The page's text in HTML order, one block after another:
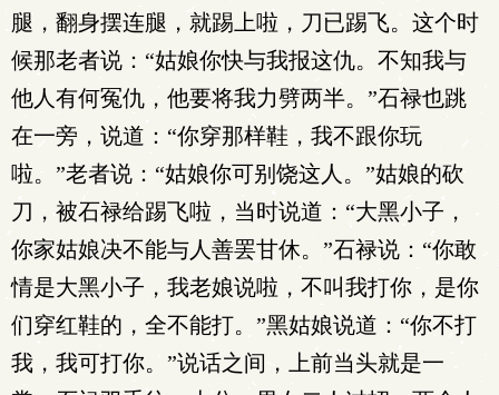
腿，翻身摆连腿，就踢上啦，刀已踢飞。这个时
候那老者说：“姑娘你快与我报这仇。不知我与
他人有何冤仇，他要将我力劈两半。”石禄也跳
在一旁，说道：“你穿那样鞋，我不跟你玩
啦。”老者说：“姑娘你可别饶这人。”姑娘的砍
刀，被石禄给踢飞啦，当时说道：“大黑小子，
你家姑娘决不能与人善罢甘休。”石禄说：“你敢
情是大黑小子，我老娘说啦，不叫我打你，是你
们穿红鞋的，全不能打。”黑姑娘说道：“你不打
我，我可打你。”说话之间，上前当头就是一